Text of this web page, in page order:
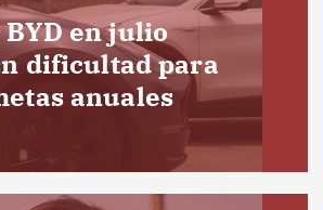
BYD en julio
dificultad para
anuales